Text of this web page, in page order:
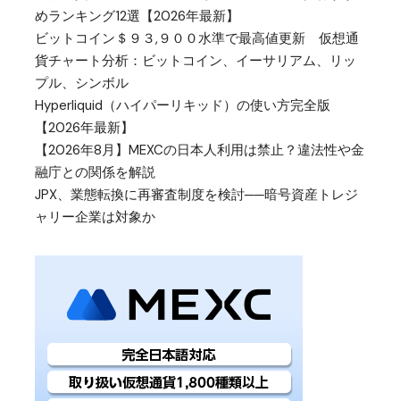
めランキング12選【2026年最新】
ビットコイン＄９３,９００水準で最高値更新 仮想通
貨チャート分析：ビットコイン、イーサリアム、リッ
プル、シンボル
Hyperliquid（ハイパーリキッド）の使い方完全版
【2026年最新】
【2026年8月】MEXCの日本人利用は禁止？違法性や金
融庁との関係を解説
JPX、業態転換に再審査制度を検討──暗号資産トレジ
ャリー企業は対象か